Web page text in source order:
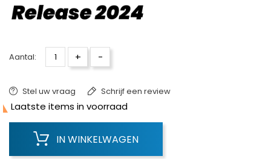
Aantal: + -
Stel uw vraag Schrijf een review
Laatste items in voorraad
IN WINKELWAGEN